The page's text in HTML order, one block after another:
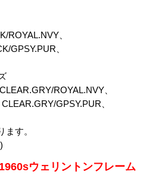
ROYAL.NVY、
GPSY.PUR、
ROYAL.NVY、
GPSY.PUR、
す。
ウェリントンフレーム